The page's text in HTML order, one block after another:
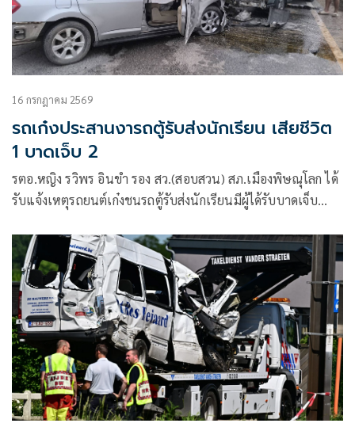
16 กรกฎาคม 2569
รถเก๋งประสานงารถตู้รับส่งนักเรียน เสียชีวิต
1 บาดเจ็บ 2
รตอ.หญิง รวิพร อินขำ รอง สว.(สอบสวน) สภ.เมืองพิษณุโลก ได้
รับแจ้งเหตุรถยนต์เก๋งชนรถตู้รับส่งนักเรียนมีผู้ได้รับบาดเจ็บ
อำเภอเมือง จังหวัดพิษณุโลก จึงรุดตรวจสอบที่เกิดเหตุพร้อมด้วย
สมาคมกู้ภัยข่าวภาพ พิษณุโลก แพทย์เวรโรงพยาบาล
มหาวิทยาลัยนเรศวร พิษณุโลก